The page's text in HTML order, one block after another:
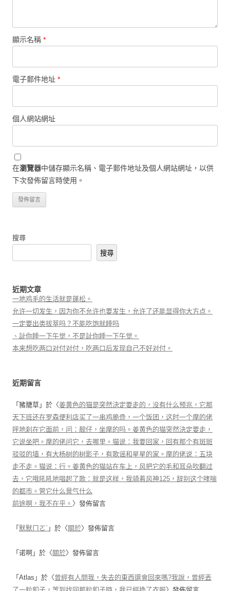
顯示名稱 *
電子郵件地址 *
個人網站網址
在瀏覽器中儲存顯示名稱、電子郵件地址及個人網站網址，以供
下次發佈留言時使用。
搜尋
搜尋
近期文章
一地鸡毛的生活就是蓬松。
允许一切发生，因为你不允许也要发生，允许了还能显得你大方点。
一定要出类拔萃吗？不能吃饱就睡吗
、訨你睡一下午觉，不是訨你睡一下午觉。
本来想吃两口对付对付，吃两口后发现自己不好对付。
近期留言
「 豬籠草 」於〈姜黄色的猫是突然決定要走的，没有什么预兆，它那
天下班还在罗森便利店买了一串鸡脆骨，一个饭团，这时一个摩的佬
呼地刹在它面前，问：靓仔，坐摩的吗。姜黄色的猫突然決定要走，
它说坐吧。摩的佬问它，去哪里。猫说：我要回家，回有那个有斑斑
驳驳的墙，有大杨树的树影子，有歌谣和星星的家。摩的佬说：五块
走不走。猫说：行。姜黄色的猫站在车上，风把它的毛和耳朵吹翻过
去，它哦吼吼地唱起了歌：就是这样，我骑着风神125，辞别这个哮喘
的都市。管它什么景气什么
前途啊，我不在乎。 〉發佈留言
「 默默ㄇㄛˋ 」於〈 關於〉發佈留言
「 诺啊 」於〈 關於〉發佈留言
「 Atlas 」於〈曾經有人問我，失去的東西還會回來嗎?我說，曾經丟